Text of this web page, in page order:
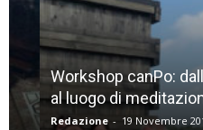
Workshop canPo: dalla
al luogo di meditazione
Redazione - 19 Novembre 2018